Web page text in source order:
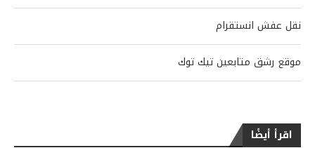
نقل عفش انستقرام
موقع رشق متابعين تيك توك
اقرأ أيضًا